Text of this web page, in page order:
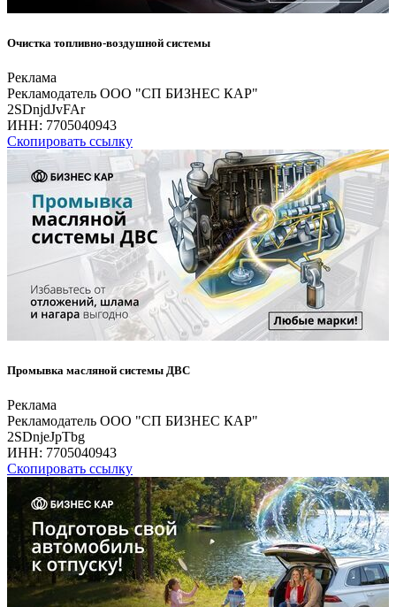
Очистка топливно-воздушной системы
Реклама
Рекламодатель ООО "СП БИЗНЕС КАР"
2SDnjdJvFAr
ИНН: 7705040943
Скопировать ссылку
Промывка масляной системы ДВС
Реклама
Рекламодатель ООО "СП БИЗНЕС КАР"
2SDnjeJpTbg
ИНН: 7705040943
Скопировать ссылку